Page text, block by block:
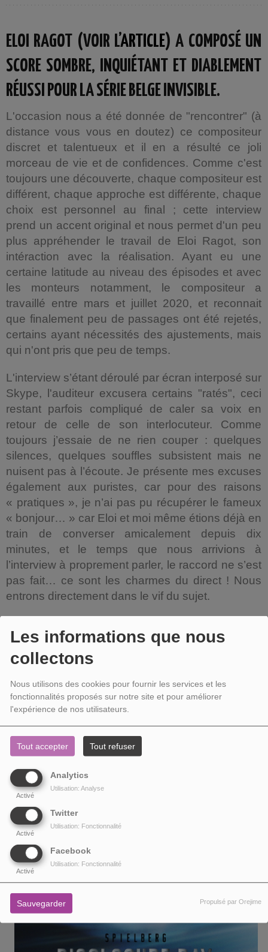
Les informations que nous
collectons
Nous utilisons des cookies pour fournir les services et les
fonctionnalités proposés sur notre site et pour améliorer
l'expérience de nos utilisateurs.
Tout accepter Tout refuser
Analytics
Activé
Utilisation: Analyse
Twitter
Activé
Utilisation: Fonctionnalité
Facebook
Activé
Utilisation: Fonctionnalité
Sauvegarder Propulsé par Orejime
ELOI RAGOT (VOIR L’ARTICLE) A COMPOSÉ UN
SCORE SOMBRE, INQUIÉTANT ET DIABLEMENT
RÉUSSI POUR LA SÉRIE BELGE INVISIBLE.
L'occasion nous a été donnée de "rencontrer" (à
distance vous vous en doutez) ce compositeur
discret et talentueux et il en a résulté ce joli
morceau de vie et de confidences. Comme c'est
toujours une découverte, chaque compositeur est
différent, chaque approche est différente, chaque
choix est personnel au final ; cette interview
prend un accent original et nous permet d'un peu
plus appréhender le travail de Eloi Ragot, son
intéraction avec la réalisation. Ayant eu une
certaine latitude au niveau des épisodes et avec
les monteurs notamment, le compositeur a
travaillé entre mars et juillet 2020, et reconnait
que finalement peu de passages ont été rejetés,
certains ayant nécessités des ajustements, mais
qui n'ont pris que peu de temps.
L'interview s’étant déroulé par écran interposé sur
Skype, l'auditeur excusera certains "ratés", ceci
restant parfois compliqué de caler sa voix en
retour de celle de son interlocuteur. Comme
toujours j’essaie de ne rien couper : quelques
silences, quelques souffles subsistent mais ne
nuisent pas à l’écoute. Je présente mes excuses
également aux puristes, car pour des raisons
« pratiques », je n’ai pas pu récupérer le fameux
« bonjour… » car Eloi et moi même étions déjà en
train de converser amicalement depuis dix
minutes, et le temps que nous arrivions à
l’interview à proprement parler, le raccord ne s’est
pas fait… ce sont les charmes du direct ! Nous
entrons directement dans le vif du sujet.
L'interview :
Sylvain Ménard, décembre 2020
(crédit photo : Eloi Ragot © Arthurs H)
PARTAGEZ !
VOIR AUSSI